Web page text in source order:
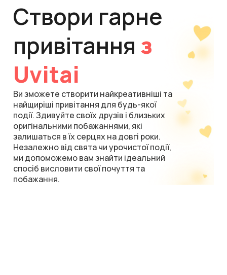
Створи гарне
привітання з
Uvitai
Ви зможете створити найкреативніші та
найщиріші привітання для будь-якої
події. Здивуйте своїх друзів і близьких
оригінальними побажаннями, які
залишаться в їх серцях на довгі роки.
Незалежно від свята чи урочистої події,
ми допоможемо вам знайти ідеальний
спосіб висловити свої почуття та
побажання.